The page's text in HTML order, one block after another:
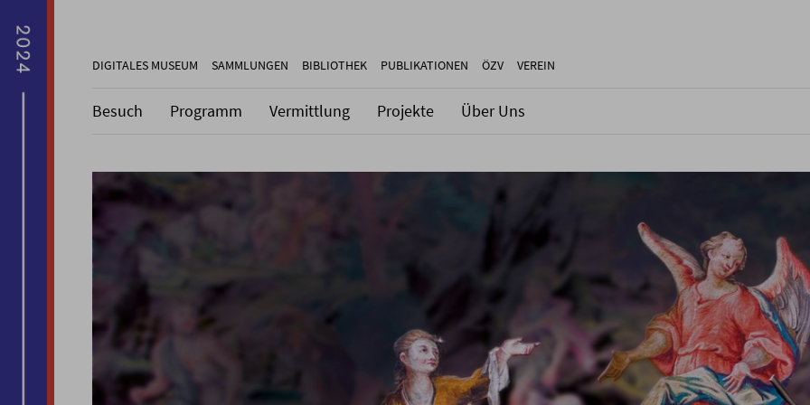
DIGITALES MUSEUM SAMMLUNGEN BIBLIOTHEK PUBLIKATIONEN ÖZV VEREIN
Besuch Programm Vermittlung Projekte Über Uns